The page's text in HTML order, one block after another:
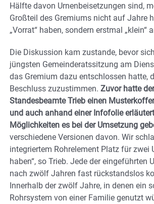
Hälfte davon Urnenbeisetzungen sind,
Großteil des Gremiums nicht auf Jahre
„Vorrat“ haben, sondern erstmal „klein“
Die Diskussion kam zustande, bevor
jüngsten Gemeinderatssitzung am
das Gremium dazu entschlossen hatte,
Beschluss zuzustimmen. Zuvor hatte
Standesbeamte Trieb einen
und auch anhand einer Infofolie
Möglichkeiten es bei der Umsetzung
verschiedene Versionen davon. Wir
integriertem Rohrelement Platz für zwei
haben“, so Trieb. Jede der eingeführten
nach zwölf Jahren fast rückstandslos
Innerhalb der zwölf Jahre, in denen ein
Rohrsystem von einer Familie genutzt